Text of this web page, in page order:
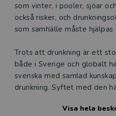
som vinter, i pooler, sjöar
också risker, och
som samhälle måste
Trots att drunkning är ett
både i Sverige och globalt
svenska med samlad
drunkning. Syftet med den
baserad på vetenskap och
Visa hela